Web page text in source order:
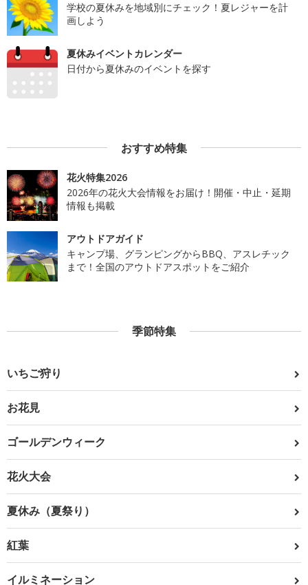
学校の夏休みを地域別にチェック！夏レジャーを計
画しよう
夏休みイベントカレンダー
日付から夏休みのイベントを探す
おすすめ特集
花火特集2026
2026年の花火大会情報をお届け！開催・中止・延期
情報も掲載
アウトドアガイド
キャンプ場、グランピングからBBQ、アスレチック
まで！全国のアウトドアスポットをご紹介
季節特集
いちご狩り
お花見
ゴールデンウィーク
花火大会
夏休み（夏祭り）
紅葉
イルミネーション